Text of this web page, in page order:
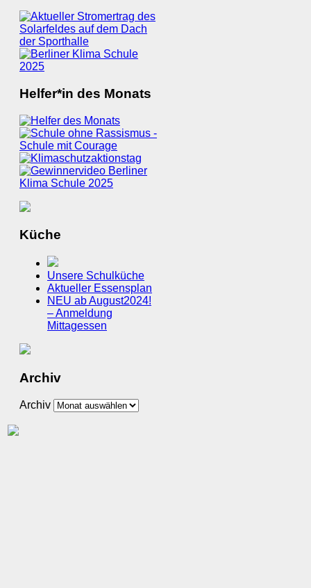
Helfer*in des Monats
Küche
Unsere Schulküche
Aktueller Essensplan
NEU ab August2024!
– Anmeldung
Mittagessen
Archiv
Archiv